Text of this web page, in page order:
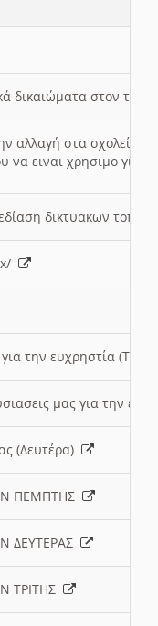
δικαιώματα στον
αλλαγή στα σχολεία;
ειναι χρησιμο για
δικτυακων
για την ευχρηστία
μας για την
(Δευτέρα)
ΠΕΜΠΤΗΣ
ΔΕΥΤΕΡΑΣ
ΤΡΙΤΗΣ